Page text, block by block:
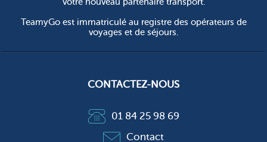
votre nouveau partenaire transport.
TeamyGo est immatriculé au registre des opérateurs de
voyages et de séjours.
CONTACTEZ-NOUS
01 84 25 98 69
Contact